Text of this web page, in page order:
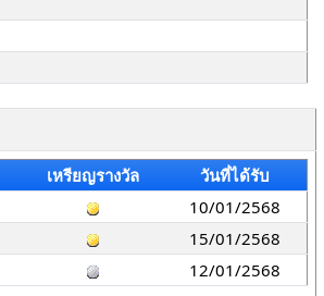
เหรียญรางวัล
วันที่ได้รับ
10/01/2568
15/01/2568
12/01/2568